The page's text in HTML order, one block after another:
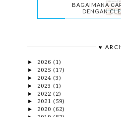
BAGAIMANA
DENGAN
♥
► 2026 (1)
► 2025 (17)
► 2024 (3)
► 2023 (1)
► 2022 (2)
► 2021 (59)
► 2020 (62)